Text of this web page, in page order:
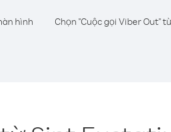
hình
Chọn "Cuộc gọi Viber Out"